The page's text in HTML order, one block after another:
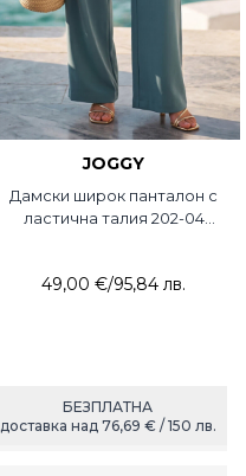
JOGGY
Дамски широк панталон с
ластична талия 202-04
49,00 €/95,84 лв.
БЕЗПЛАТНА
доставка над 76,69 € / 150 лв.